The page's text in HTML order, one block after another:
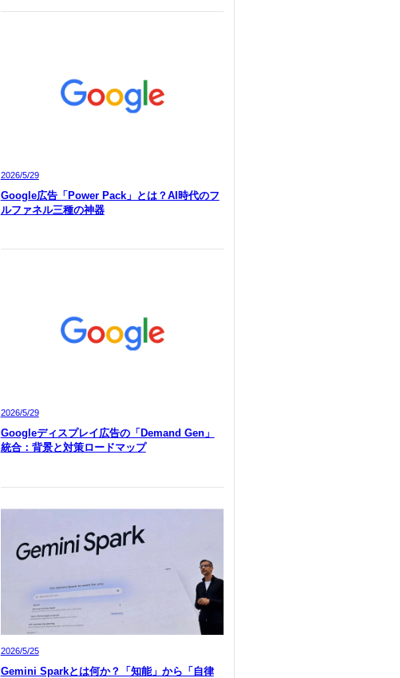
2026/5/29
Google広告「Power Pack」とは？AI時代のフ
ルファネル三種の神器
2026/5/29
Googleディスプレイ広告の「Demand Gen」
統合：背景と対策ロードマップ
2026/5/25
Gemini Sparkとは何か？「知能」から「自律